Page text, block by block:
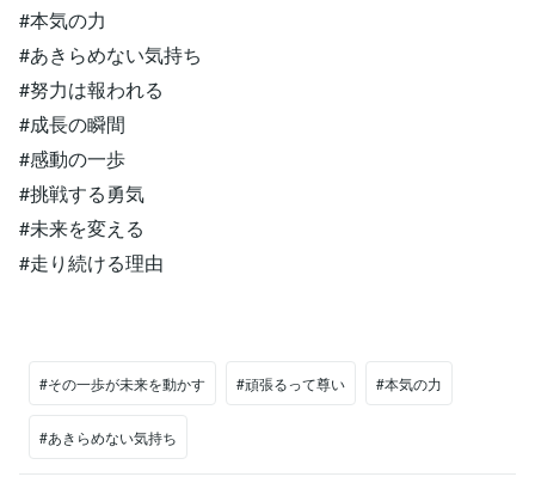
#本気の力
#あきらめない気持ち
#努力は報われる
#成長の瞬間
#感動の一歩
#挑戦する勇気
#未来を変える
#走り続ける理由
#その一歩が未来を動かす #頑張るって尊い #本気の力
#あきらめない気持ち